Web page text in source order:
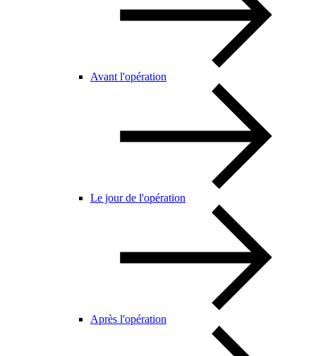
Avant l'opération
Le jour de l'opération
Après l'opération